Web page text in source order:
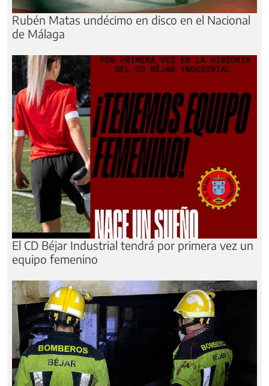
Rubén Matas undécimo en disco en el Nacional
de Málaga
El CD Béjar Industrial tendrá por primera vez un
equipo femenino